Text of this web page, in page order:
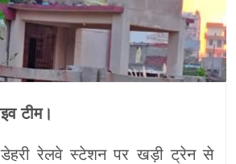
टीम।
रेलवे स्टेशन पर खड़ी ट्रेन से